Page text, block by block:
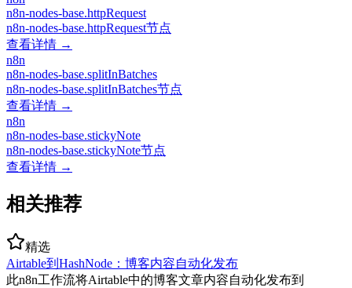
n8n-nodes-base.httpRequest
n8n-nodes-base.httpRequest节点
查看详情 →
n8n
n8n-nodes-base.splitInBatches
n8n-nodes-base.splitInBatches节点
查看详情 →
n8n
n8n-nodes-base.stickyNote
n8n-nodes-base.stickyNote节点
查看详情 →
相关推荐
精选
Airtable到HashNode：博客内容自动化发布
此n8n工作流将Airtable中的博客文章内容自动化发布到